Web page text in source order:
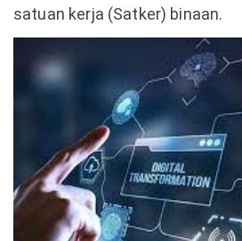
satuan kerja (Satker) binaan.